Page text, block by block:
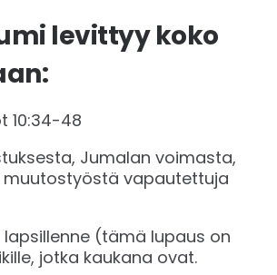
levittyy koko
10:34-48
Jumalan voimasta,
muutostyöstä vapautettuja
lapsillenne (tämä lupaus on
jotka kaukana ovat.